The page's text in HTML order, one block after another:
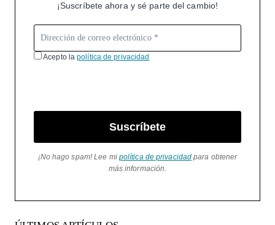
¡Suscríbete ahora y sé parte del cambio!
Acepto lapolítica de privacidad
Suscríbete
¡No hago spam! Lee mi política de privacidad para obtener
más información.